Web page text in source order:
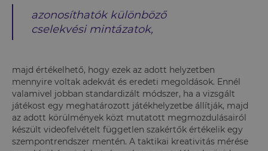
azonosíthatók különböző
cselekvési mintázatok,
majd értékelhető, hogy ezek az adott helyzetben
mennyire voltak adekvát és eredeti megoldások. Ennél
valamivel jobban standardizált módszer, ha a vizsgált
játékost egy meghatározott játékhelyzetbe állítják, majd
az adott körülmények közt mutatott megmozdulásairól
készült videofelvételt független szakértők értékelik egy
szempontrendszer mentén. A taktikai kreativitás mérése